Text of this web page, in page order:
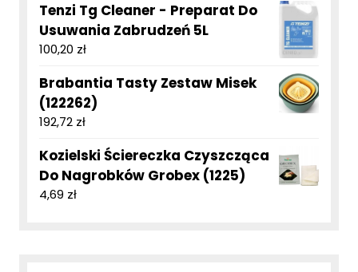
Tenzi Tg Cleaner - Preparat Do
Usuwania Zabrudzeń 5L
100,20 zł
Brabantia Tasty Zestaw Misek
(122262)
192,72 zł
Kozielski Ściereczka Czyszcząca
Do Nagrobków Grobex (1225)
4,69 zł